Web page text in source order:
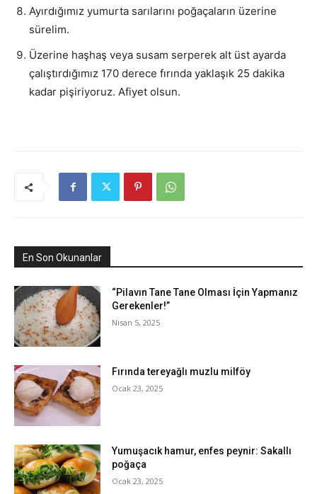
Ayırdığımız yumurta sarılarını poğaçaların üzerine
sürelim.
Üzerine haşhaş veya susam serperek alt üst ayarda
çalıştırdığımız 170 derece fırında yaklaşık 25 dakika
kadar pişiriyoruz. Afiyet olsun.
En Son Okunanlar
“Pilavın Tane Tane Olması İçin Yapmanız
Gerekenler!”
Nisan 5, 2025
Fırında tereyağlı muzlu milföy
Ocak 23, 2025
Yumuşacık hamur, enfes peynir: Sakallı
poğaça
Ocak 23, 2025